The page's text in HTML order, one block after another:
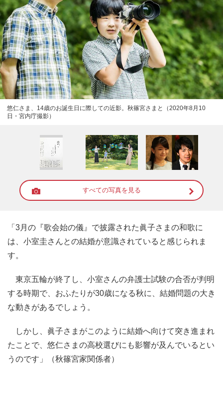
悠仁さま、14歳のお誕生日に際しての近影。秋篠宮さまと（2020年8月10
日・宮内庁撮影）
すべての写真を見る
「3月の『歌会始の儀』で披露された眞子さまの和歌に
は、小室圭さんとの結婚が意識されていると感じられま
す。
東京五輪が終了し、小室さんの弁護士試験の合否が判明
する時期で、おふたりが30歳になる秋に、結婚問題の大き
な動きがあるでしょう。
しかし、眞子さまがこのように結婚へ向けて突き進まれ
たことで、悠仁さまの高校選びにも影響が及んでいるとい
うのです」（秋篠宮家関係者）